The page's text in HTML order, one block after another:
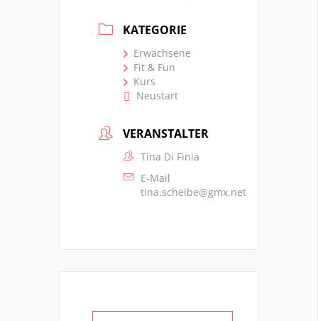
KATEGORIE
Erwachsene
Fit & Fun
Kurs
Neustart
VERANSTALTER
Tina Di Finia
E-Mail
tina.scheibe@gmx.net